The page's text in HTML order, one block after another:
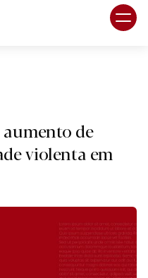
aumento de
violenta em